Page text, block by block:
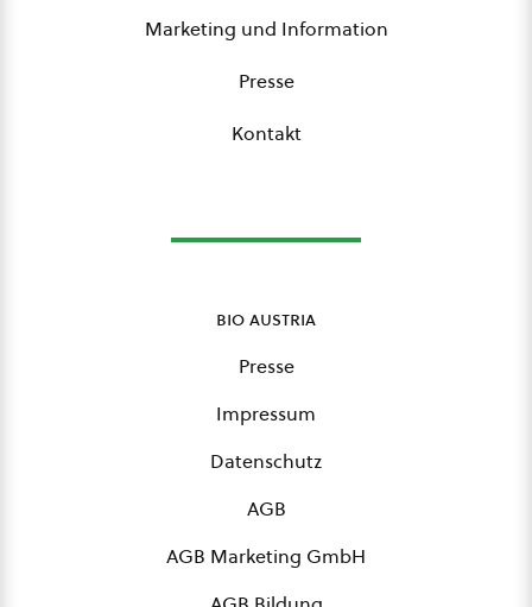
Marketing und Information
Presse
Kontakt
bio austria
Presse
Impressum
Datenschutz
AGB
AGB Marketing GmbH